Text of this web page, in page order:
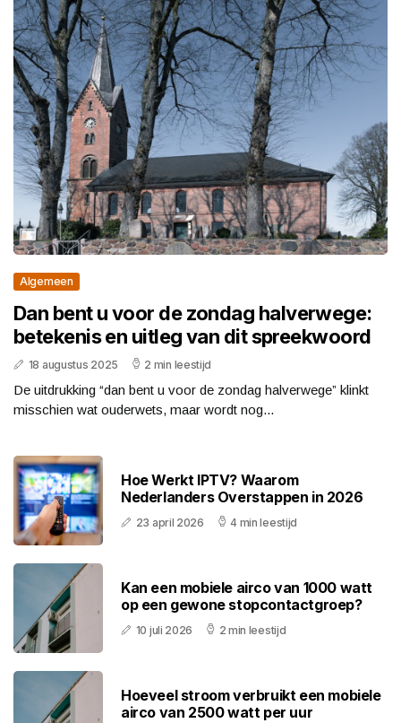
Algemeen
Dan bent u voor de zondag halverwege:
betekenis en uitleg van dit spreekwoord
18 augustus 2025 2 min leestijd
De uitdrukking “dan bent u voor de zondag halverwege” klinkt
misschien wat ouderwets, maar wordt nog...
Hoe Werkt IPTV? Waarom
Nederlanders Overstappen in 2026
23 april 2026 4 min leestijd
Kan een mobiele airco van 1000 watt
op een gewone stopcontactgroep?
10 juli 2026 2 min leestijd
Hoeveel stroom verbruikt een mobiele
airco van 2500 watt per uur